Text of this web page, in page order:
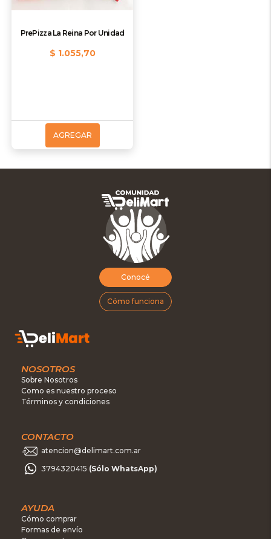
PrePizza La Reina Por Unidad
$ 1.055,70
AGREGAR
Conocé
Cómo funciona
NOSOTROS
Sobre Nosotros
Como es nuestro proceso
Términos y condiciones
CONTACTO
atencion@delimart.com.ar
3794320415 (Sólo WhatsApp)
AYUDA
Cómo comprar
Formas de envío